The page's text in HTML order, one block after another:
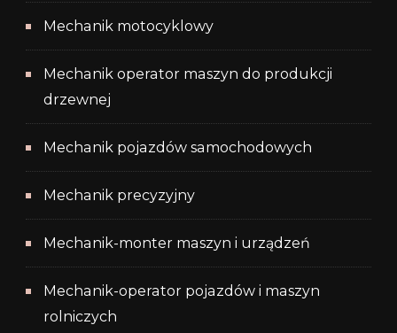
Mechanik motocyklowy
Mechanik operator maszyn do produkcji
drzewnej
Mechanik pojazdów samochodowych
Mechanik precyzyjny
Mechanik-monter maszyn i urządzeń
Mechanik-operator pojazdów i maszyn
rolniczych